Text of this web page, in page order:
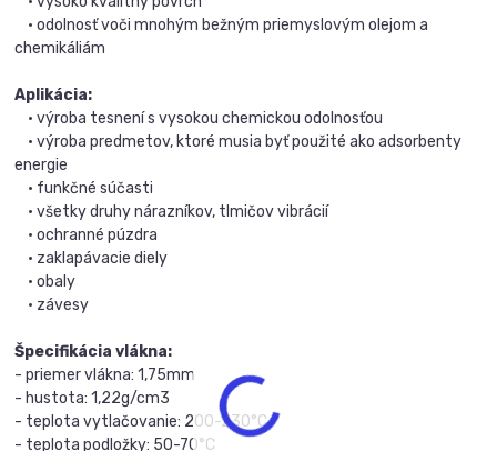
• odolnosť voči mnohým bežným priemyslovým olejom a
chemikáliám
Aplikácia:
• výroba tesnení s vysokou chemickou odolnosťou
• výroba predmetov, ktoré musia byť použité ako adsorbenty
energie
• funkčné súčasti
• všetky druhy nárazníkov, tlmičov vibrácií
• ochranné púzdra
• zaklapávacie diely
• obaly
• závesy
Špecifikácia vlákna:
- priemer vlákna: 1,75mm
- hustota: 1,22g/cm3
- teplota vytlačovanie: 200-230°C
- teplota podložky: 50-70°C